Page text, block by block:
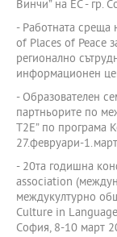
Винчи” на ЕС - гр.
- Работната
of Places of Peace
регионално
информационен
- Образователен
партньорите по
T2E” по програма
27.февруари-
- 20та годишна
association
междукултурно
Culture in
София, 8-10 март